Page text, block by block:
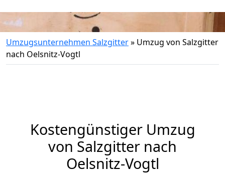
Umzugsunternehmen Salzgitter» Umzug von Salzgitter
nach Oelsnitz-Vogtl
Kostengünstiger Umzug
von Salzgitter nach
Oelsnitz-Vogtl